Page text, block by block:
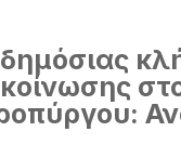
δημόσιας